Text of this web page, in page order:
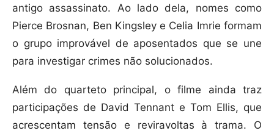
antigo assassinato. Ao lado dela, nomes como
Pierce Brosnan, Ben Kingsley e Celia Imrie formam
o grupo improvável de aposentados que se une
para investigar crimes não solucionados.
Além do quarteto principal, o filme ainda traz
participações de David Tennant e Tom Ellis, que
acrescentam tensão e reviravoltas à trama. O